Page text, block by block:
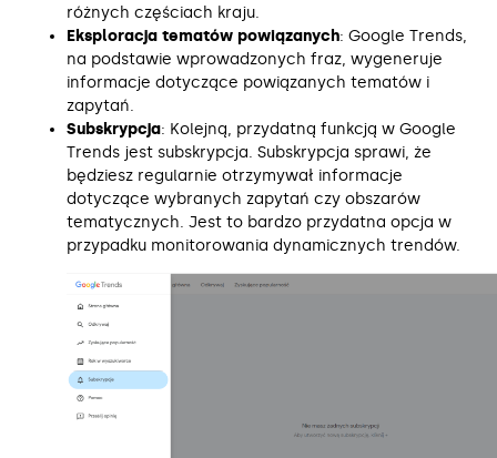
różnych częściach kraju.
Eksploracja tematów powiązanych: Google Trends,
na podstawie wprowadzonych fraz, wygeneruje
informacje dotyczące powiązanych tematów i
zapytań.
Subskrypcja: Kolejną, przydatną funkcją w Google
Trends jest subskrypcja. Subskrypcja sprawi, że
będziesz regularnie otrzymywał informacje
dotyczące wybranych zapytań czy obszarów
tematycznych. Jest to bardzo przydatna opcja w
przypadku monitorowania dynamicznych trendów.